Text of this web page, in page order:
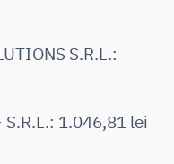
S.R.L.:
S.R.L.: 1.046,81 lei